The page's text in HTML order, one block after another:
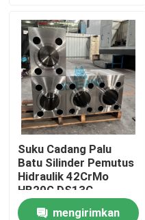
Tampilan VR
Tentang kami
Tur Pabrik
Kontrol kualitas
Hubungi kami
Suku Cadang Palu
Batu Silinder Pemutus
Hidraulik 42CrMo
HB20G DS13C
mengirimkan